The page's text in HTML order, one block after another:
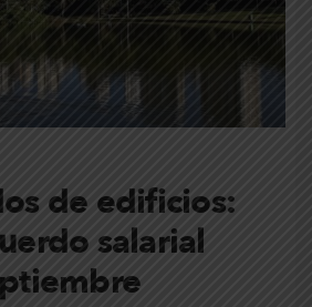
de edificios:
salarial